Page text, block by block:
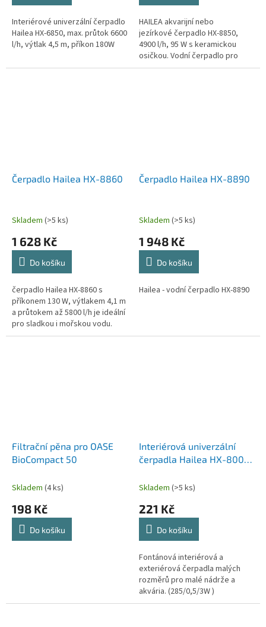
Interiérové univerzální čerpadlo
Hailea HX-6850, max. průtok 6600
l/h, výtlak 4,5 m, příkon 180W
HAILEA akvarijní nebo
jezírkové čerpadlo HX-8850,
4900 l/h, 95 W s keramickou
osičkou. Vodní čerpadlo pro
oběh vody v nádrži a vlnobití.
Čerpadlo Hailea HX-8860
Skladem (>5 ks)
1 628 Kč
Do košíku
čerpadlo Hailea HX-8860 s
příkonem 130 W, výtlakem 4,1 m
a průtokem až 5800 l/h je ideální
pro sladkou i mořskou vodu.
Čerpadlo Hailea HX-8890
Skladem (>5 ks)
1 948 Kč
Do košíku
Hailea - vodní čerpadlo HX-8890
Filtrační pěna pro OASE
BioCompact 50
Skladem (4 ks)
198 Kč
Do košíku
Interiérová univerzální
čerpadla Hailea HX-800,
0,5 m, příkon 3W,
Skladem (>5 ks)
221 Kč
Do košíku
Fontánová interiérová a
exteriérová čerpadla malých
rozměrů pro malé nádrže a
akvária. (285/0,5/3W )